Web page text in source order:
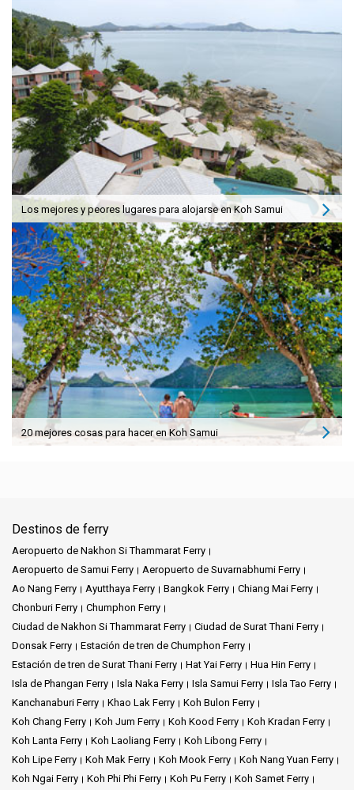
Los mejores y peores lugares para alojarse en Koh Samui
20 mejores cosas para hacer en Koh Samui
Destinos de ferry
Aeropuerto de Nakhon Si Thammarat Ferry
Aeropuerto de Samui Ferry
Aeropuerto de Suvarnabhumi Ferry
Ao Nang Ferry
Ayutthaya Ferry Bangkok Ferry
Chiang Mai Ferry
Chonburi Ferry
Chumphon Ferry
Ciudad de Nakhon Si Thammarat Ferry
Ciudad de Surat Thani Ferry
Donsak Ferry
Estación de tren de Chumphon Ferry
Estación de tren de Surat Thani Ferry
Hat Yai Ferry
Hua Hin Ferry
Isla de Phangan Ferry
Isla Naka Ferry Isla Samui Ferry
Isla Tao Ferry
Kanchanaburi Ferry
Khao Lak Ferry
Koh Bulon Ferry
Koh Chang Ferry
Koh Jum Ferry Koh Kood Ferry
Koh Kradan Ferry
Koh Lanta Ferry
Koh Laoliang Ferry
Koh Libong Ferry
Koh Lipe Ferry
Koh Mak Ferry Koh Mook Ferry
Koh Nang Yuan Ferry
Koh Ngai Ferry
Koh Phi Phi Ferry Koh Pu Ferry
Koh Samet Ferry